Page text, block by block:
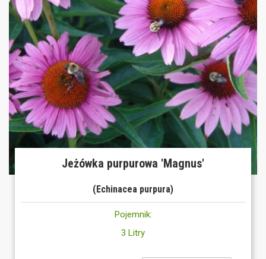
Jeżówka purpurowa 'Magnus'
(Echinacea purpura)
Pojemnik:
3 Litry